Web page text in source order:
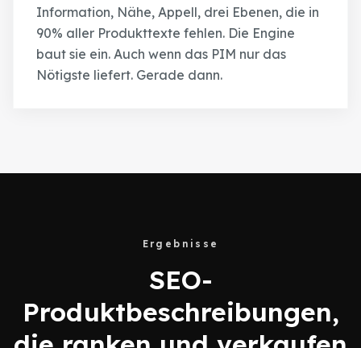
Information, Nähe, Appell, drei Ebenen, die in
90% aller Produkttexte fehlen. Die Engine
baut sie ein. Auch wenn das PIM nur das
Nötigste liefert. Gerade dann.
Ergebnisse
SEO-
Produktbeschreibungen,